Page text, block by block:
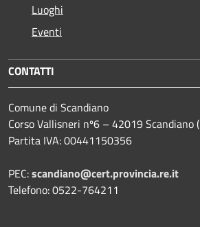
Luoghi
Eventi
CONTATTI
Comune di Scandiano
Corso Vallisneri nº6 – 42019 Scandiano
Partita IVA: 00441150356
PEC:scandiano@cert.provincia.re.it
Telefono: 0522-764211